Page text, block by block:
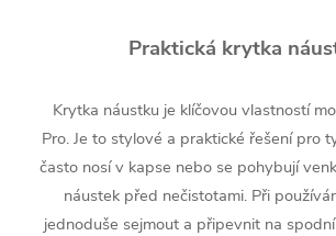
Praktická krytka
Krytka náustku je klíčovou vlastností
Pro. Je to stylové a praktické řešení pro
často nosí v kapse nebo se pohybují
náustek před nečistotami. Při
jednoduše sejmout a připevnit na